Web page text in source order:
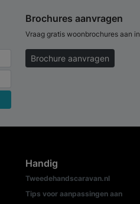
Brochures aanvragen
Vraag gratis woonbrochures aan
Brochure aanvragen
Handig
Tweedehandscaravan.nl
Tips voor aanpassingen aan